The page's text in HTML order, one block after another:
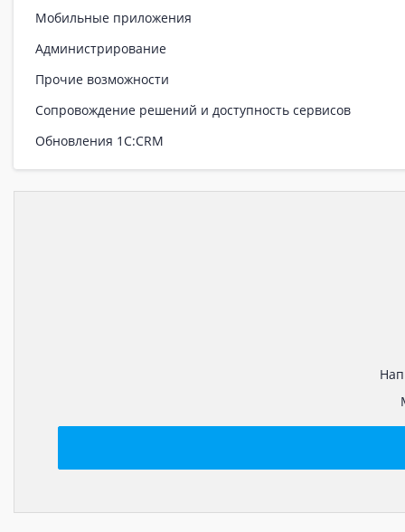
Мобильные приложения
Администрирование
Прочие возможности
Сопровождение решений и доступность сервисов
Обновления 1С:CRM